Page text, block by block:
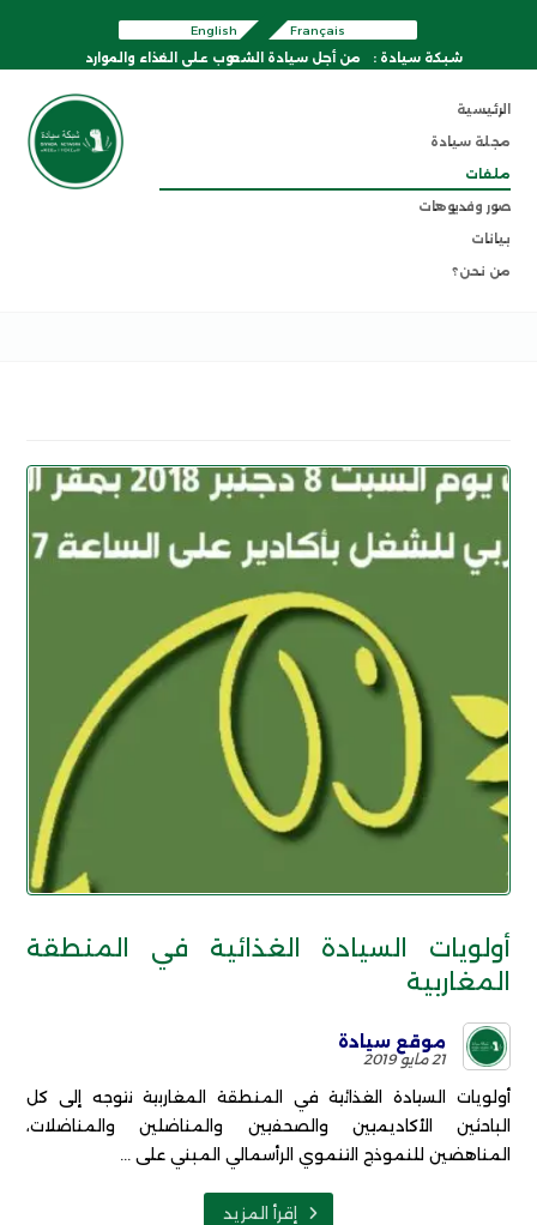
Français
English
شبكة سيادة :
من أجل سيادة الشعوب على الغذاء والموارد
الرئيسية
مجلة سيادة
ملفات
صور وفديوهات
بيانات
من نحن؟
أولويات السيادة الغذائية في المنطقة
المغاربية
موقع سيادة
21 مايو 2019
أولويات السيادة الغذائية في المنطقة المغاربية نتوجه إلى كل
الباحثين الأكاديميين والصحفيين والمناضلين والمناضلات،
المناهضين للنموذج التنموي الرأسمالي المبني على ...
إقرأ المزيد